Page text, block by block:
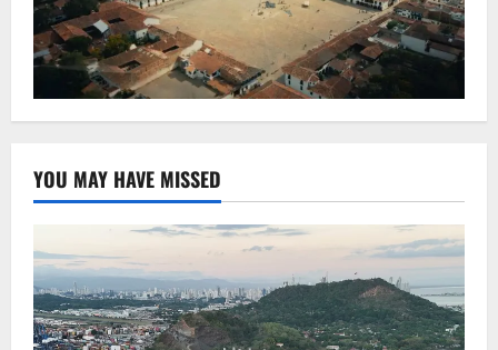
YOU MAY HAVE MISSED